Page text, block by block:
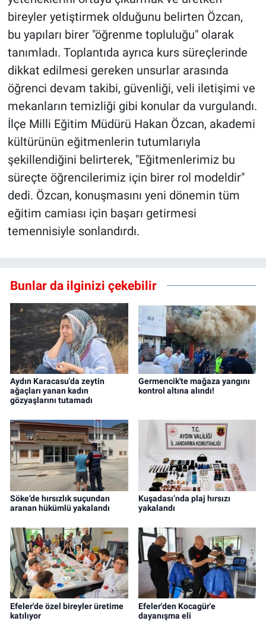
bireyler yetiştirmek olduğunu belirten Özcan,
bu yapıları birer "öğrenme topluluğu" olarak
tanımladı. Toplantıda ayrıca kurs süreçlerinde
dikkat edilmesi gereken unsurlar arasında
öğrenci devam takibi, güvenliği, veli iletişimi ve
mekanların temizliği gibi konular da vurgulandı.
İlçe Milli Eğitim Müdürü Hakan Özcan, akademi
kültürünün eğitmenlerin tutumlarıyla
şekillendiğini belirterek, "Eğitmenlerimiz bu
süreçte öğrencilerimiz için birer rol modeldir"
dedi. Özcan, konuşmasını yeni dönemin tüm
eğitim camiası için başarı getirmesi
temennisiyle sonlandırdı.
Bunlar da ilginizi çekebilir
Aydın Karacasu'da zeytin
ağaçları yanan kadın
gözyaşlarını tutamadı
Germencik'te mağaza yangını
kontrol altına alındı!
Söke’de hırsızlık suçundan
aranan hükümlü yakalandı
Kuşadası’nda plaj hırsızı
yakalandı
Efeler'de özel bireyler üretime
katılıyor
Efeler'den Kocagür'e
dayanışma eli